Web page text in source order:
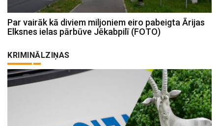
Par vairāk kā diviem miljoniem eiro pabeigta Ārijas
Elksnes ielas pārbūve Jēkabpilī (FOTO)
KRIMINĀLZIŅAS